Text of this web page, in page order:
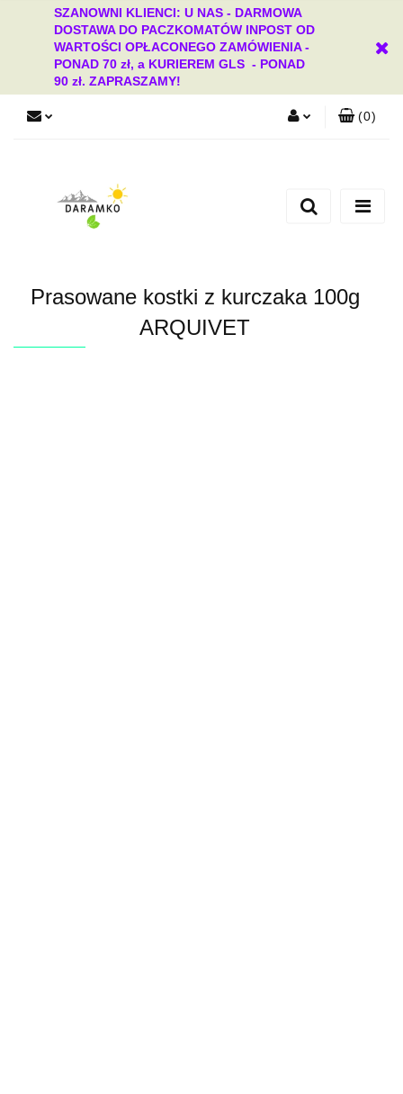
SZANOWNI KLIENCI: U NAS - DARMOWA
DOSTAWA DO PACZKOMATÓW INPOST OD
WARTOŚCI OPŁACONEGO ZAMÓWIENIA -
PONAD 70 zł, a KURIEREM GLS - PONAD
90 zł. ZAPRASZAMY!
Dodaj zgłoszenie
(0)
Prasowane kostki z kurczaka 100g
ARQUIVET